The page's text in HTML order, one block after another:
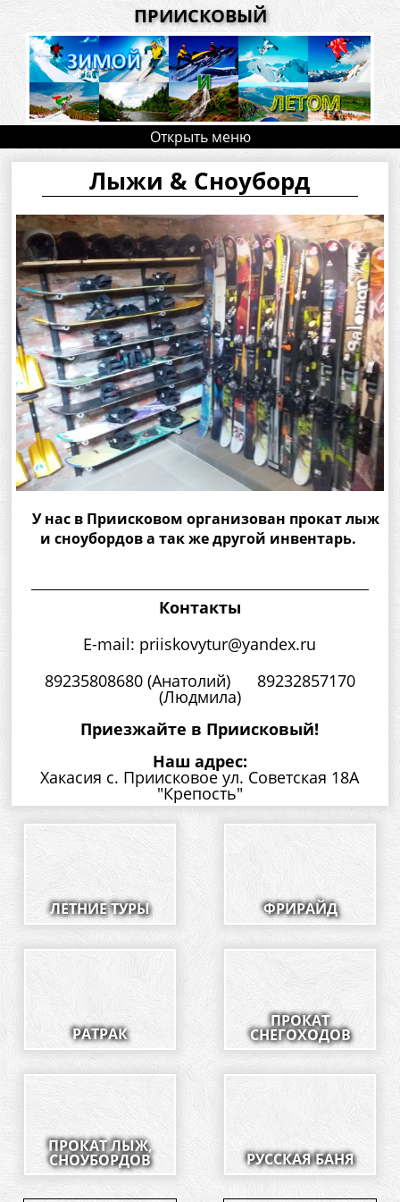
ПРИИСКОВЫЙ
Открыть меню
Лыжи & Сноуборд
У нас в Приисковом организован прокат лыж
и сноубордов а так же другой инвентарь.
Контакты
E-mail: priiskovytur@yandex.ru
89235808680 (Анатолий) 89232857170
(Людмила)
Приезжайте в Приисковый!
Наш адрес:
Хакасия с. Приисковое ул. Советская 18А
"Крепость"
ЛЕТНИЕ ТУРЫ ФРИРАЙД
РАТРАК
ПРОКАТ
СНЕГОХОДОВ
ПРОКАТ ЛЫЖ,
СНОУБОРДОВ РУССКАЯ БАНЯ